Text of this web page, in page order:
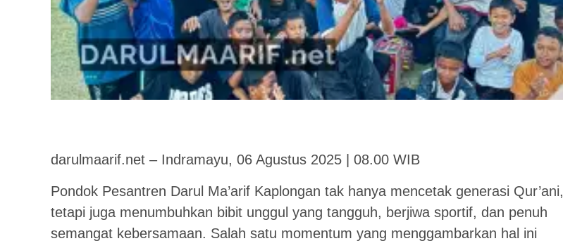
darulmaarif.net – Indramayu, 06 Agustus 2025 | 08.00 WIB
Pondok Pesantren Darul Ma’arif Kaplongan tak hanya mencetak generasi Qur’ani,
tetapi juga menumbuhkan bibit unggul yang tangguh, berjiwa sportif, dan penuh
semangat kebersamaan. Salah satu momentum yang menggambarkan hal ini